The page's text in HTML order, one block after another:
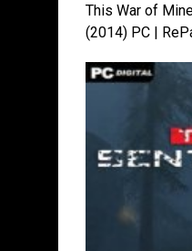
This War of
(2014) PC |